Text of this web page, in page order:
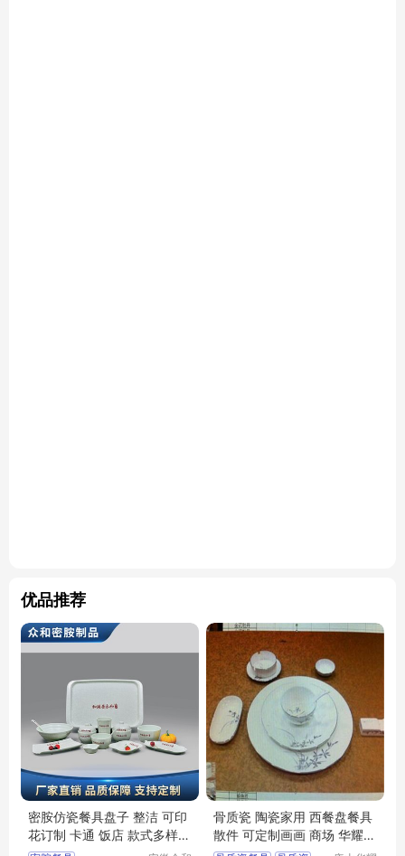
优品推荐
密胺仿瓷餐具盘子 整洁 可印
花订制 卡通 饭店 款式多样
众和
骨质瓷 陶瓷家用 西餐盘餐具
散件 可定制画画 商场 华耀瓷
业